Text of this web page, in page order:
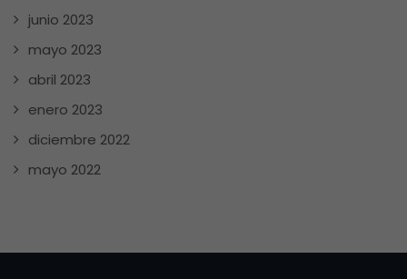
junio 2023
mayo 2023
abril 2023
enero 2023
diciembre 2022
mayo 2022